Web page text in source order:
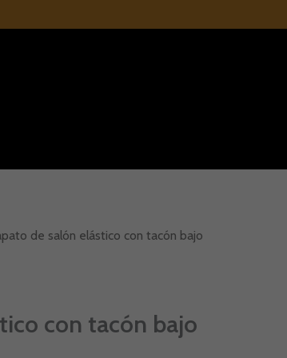
de salón elástico con tacón bajo
con tacón bajo